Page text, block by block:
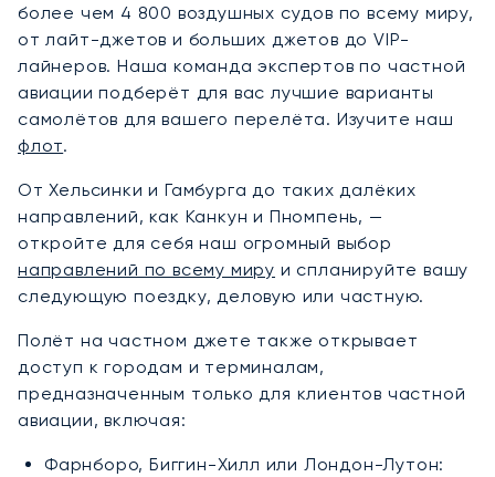
более чем 4 800 воздушных судов по всему миру,
от лайт-джетов и больших джетов до VIP-
лайнеров. Наша команда экспертов по частной
авиации подберёт для вас лучшие варианты
самолётов для вашего перелёта. Изучите наш
флот.
От Хельсинки и Гамбурга до таких далёких
направлений, как Канкун и Пномпень, —
откройте для себя наш огромный выбор
направлений по всему миру и спланируйте вашу
следующую поездку, деловую или частную.
Полёт на частном джете также открывает
доступ к городам и терминалам,
предназначенным только для клиентов частной
авиации, включая:
Фарнборо, Биггин-Хилл или Лондон-Лутон: